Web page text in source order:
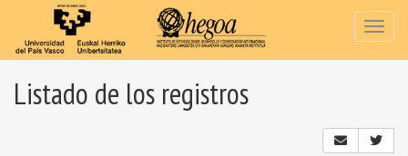
Listado de los registros